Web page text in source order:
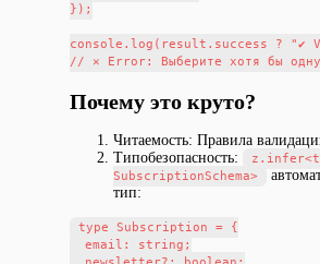
});
console.log(result.success ?
Почему это круто?
Читаемость: Правила
Типобезопасность:
SubscriptionSchema>
тип:
type Subscription = {
  email: string;